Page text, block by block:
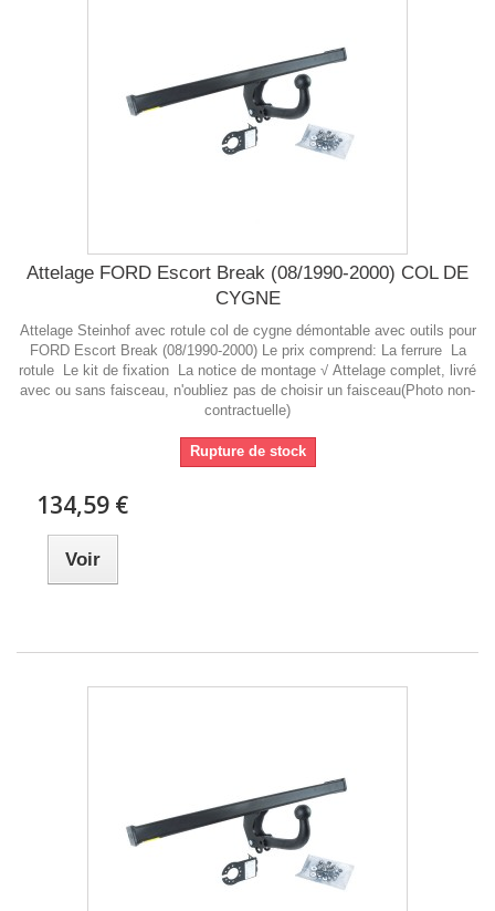
Attelage FORD Escort Break (08/1990-2000) COL DE
CYGNE
Attelage Steinhof avec rotule col de cygne démontable avec outils pour
FORD Escort Break (08/1990-2000) Le prix comprend: La ferrure La
rotule Le kit de fixation La notice de montage √ Attelage complet, livré
avec ou sans faisceau, n'oubliez pas de choisir un faisceau(Photo non-
contractuelle)
Rupture de stock
134,59 €
Voir